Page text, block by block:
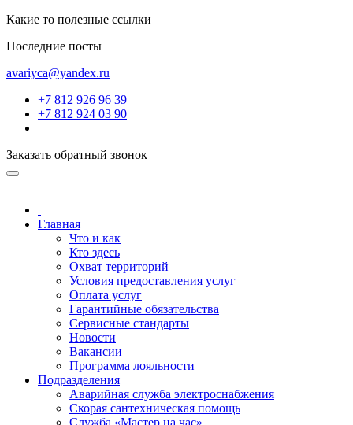
Какие то полезные ссылки
Последние посты
avariyca@yandex.ru
+7 812 926 96 39
+7 812 924 03 90
Заказать обратный звонок
Главная
Что и как
Кто здесь
Охват территорий
Условия предоставления услуг
Оплата услуг
Гарантийные обязательства
Сервисные стандарты
Новости
Вакансии
Программа лояльности
Подразделения
Аварийная служба электроснабжения
Скорая сантехническая помощь
Служба «Мастер на час»